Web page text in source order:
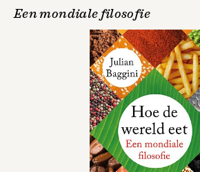
Een mondiale filosofie